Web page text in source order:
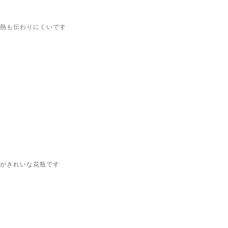
も伝わりにくいです
きれいな花瓶です